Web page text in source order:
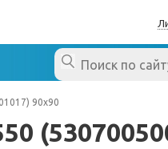
90x90